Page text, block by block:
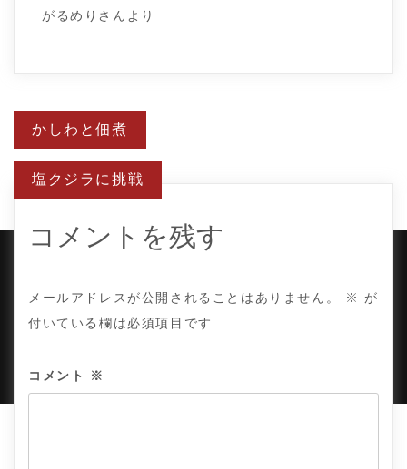
がるめりさんより
投
稿
ナ
ビ
ゲ
ー
ョ
ン
かしわと佃煮
塩クジラに挑戦
コメントを残す
メールアドレスが公開されることはありません。 ※
が
付いている欄は必須項目です
コメント ※